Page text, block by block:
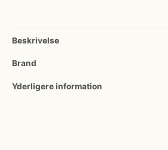
Beskrivelse
Brand
Yderligere information